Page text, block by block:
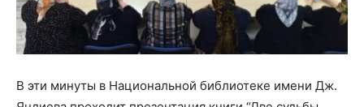
В эти минуты в Национальной библиотеке имени Дж.